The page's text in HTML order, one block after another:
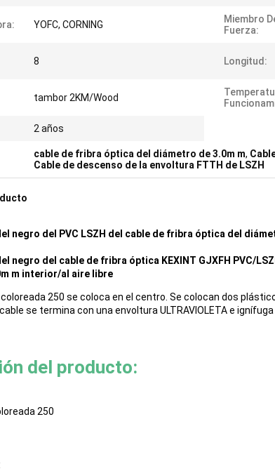
YOFC, CORNING
Miembro
Fuerza:
8 Longitud:
tambor 2KM/Wood
2 años
cable de fribra óptica del diámetro de 3.0m m,
Cable de descenso de la envoltura FTTH de LSZH
negro del PVC LSZH del cable de fribra óptica del
negro del cable de fribra óptica KEXINT GJXFH PVC/
m interior/al aire libre
250 se coloca en el centro. Se colocan dos
se termina con una envoltura ULTRAVIOLETA e ignífuga
del producto:
250